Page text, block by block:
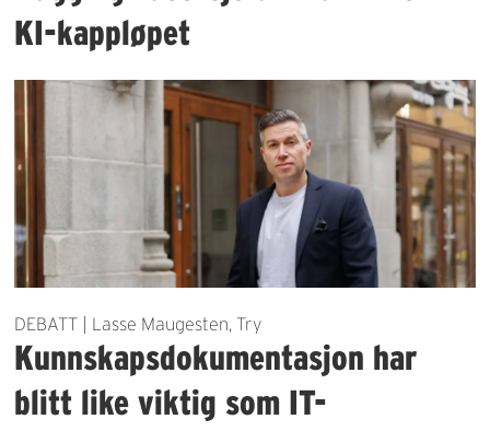
KI-kappløpet
DEBATT | Lasse Maugesten, Try
Kunnskapsdokumentasjon har
blitt like viktig som IT-